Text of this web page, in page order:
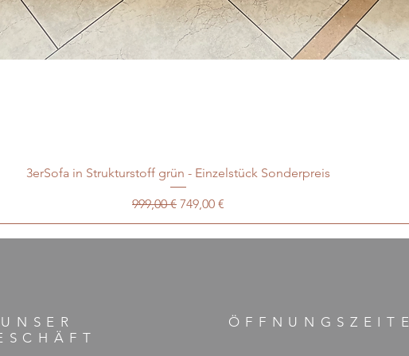
3erSofa in Strukturstoff grün - Einzelstück Sonderpreis
Standardpreis
999,00 € Sale-Preis
749,00 €
UNSER
ÖFFNUNGSZEITE